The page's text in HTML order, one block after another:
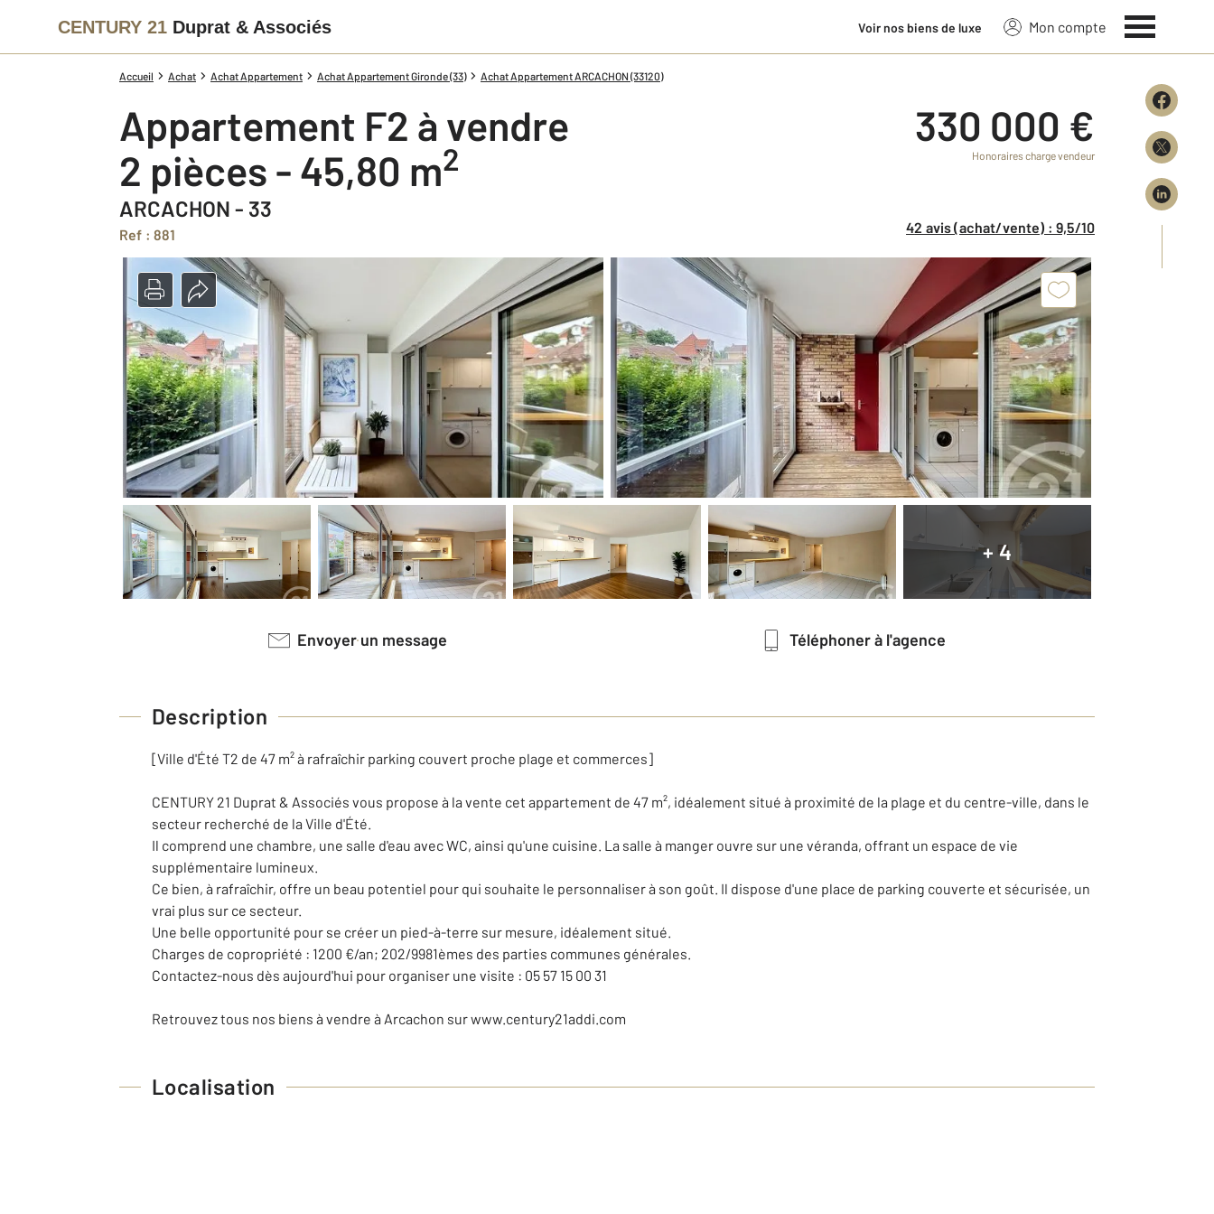
CENTURY 21 Duprat & Associés Voir nos biens de luxe Mon compte
Accueil Achat Achat Appartement Achat Appartement Gironde (33) Achat Appartement ARCACHON (33120)
Appartement F2 à vendre
2 pièces - 45,80 m2
ARCACHON - 33
Ref : 881
330 000 €
Honoraires charge vendeur
42 avis (achat/vente) : 9,5/10
+ 4
Envoyer un message Téléphoner à l'agence
Description
[Ville d'Été T2 de 47 m² à rafraîchir parking couvert proche plage et commerces]
CENTURY 21 Duprat & Associés vous propose à la vente cet appartement de 47 m², idéalement situé à proximité de la plage et du centre-ville, dans le
secteur recherché de la Ville d'Été.
Il comprend une chambre, une salle d'eau avec WC, ainsi qu'une cuisine. La salle à manger ouvre sur une véranda, offrant un espace de vie
supplémentaire lumineux.
Ce bien, à rafraîchir, offre un beau potentiel pour qui souhaite le personnaliser à son goût. Il dispose d'une place de parking couverte et sécurisée, un
vrai plus sur ce secteur.
Une belle opportunité pour se créer un pied-à-terre sur mesure, idéalement situé.
Charges de copropriété : 1200 €/an; 202/9981èmes des parties communes générales.
Contactez-nous dès aujourd'hui pour organiser une visite : 05 57 15 00 31
Retrouvez tous nos biens à vendre à Arcachon sur www.century21addi.com
Localisation